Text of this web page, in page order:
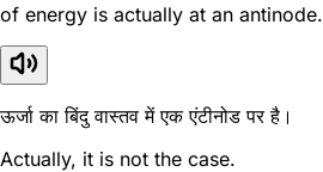
of energy is actually at an antinode.
ऊर्जा का बिंदु वास्तव में एक एंटीनोड पर है।
Actually, it is not the case.